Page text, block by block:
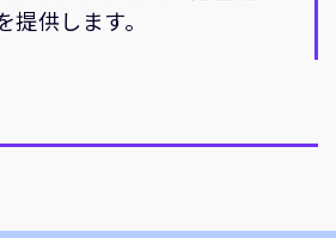
提供します。